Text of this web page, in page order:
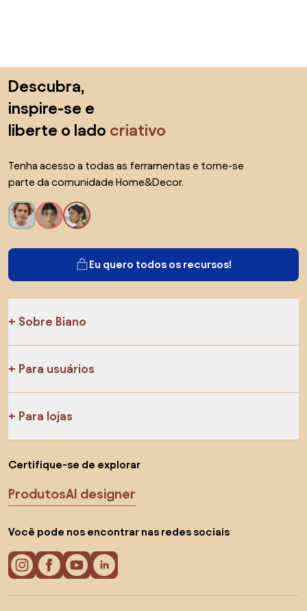
Descubra,
inspire-se e
liberte o lado criativo
Tenha acesso a todas as ferramentas e torne-se
parte da comunidade Home&Decor.
Eu quero todos os recursos!
Sobre Biano
Para usuários
Para lojas
Certifique-se de explorar
ProdutosAI designer
Você pode nos encontrar nas redes sociais